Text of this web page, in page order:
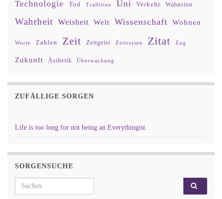
Technologie Tod Tradition Uni Verkehr Wahnsinn
Wahrheit Weisheit Welt Wissenschaft Wohnen
Worte Zahlen Zeit Zeitgeist Zeitreisen Zitat Zug
Zukunft Ästhetik Überwachung
ZUFÄLLIGE SORGEN
Life is too long for not being an Everythingist.
SORGENSUCHE
Search for: